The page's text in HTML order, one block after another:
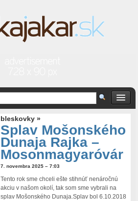
bleskovky »
Splav Mošonského
Dunaja Rajka –
Mosonmagyaróvár
7. novembra 2025 – 7:03
Tento rok sme chceli ešte stihnúť nenáročnú
akciu v našom okolí, tak som sme vybrali na
splav Mošonského Dunaja.Splav bol 6.10.2018